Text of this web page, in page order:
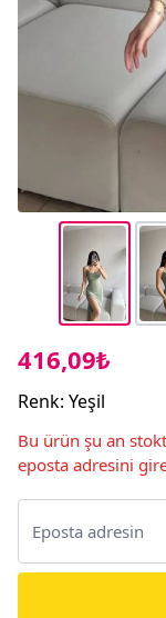
416,09₺
Renk: Yeşil
Bu ürün şu an
eposta adresini